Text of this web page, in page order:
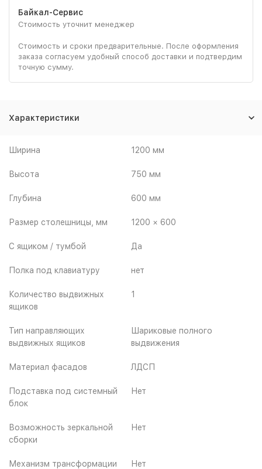
Байкал-Сервис
Стоимость уточнит менеджер
Стоимость и сроки предварительные. После оформления
заказа согласуем удобный способ доставки и подтвердим
точную сумму.
Характеристики
Ширина 1200 мм
Высота 750 мм
Глубина 600 мм
Размер столешницы, мм 1200 × 600
С ящиком / тумбой Да
Полка под клавиатуру нет
Количество выдвижных
ящиков
1
Тип направляющих
выдвижных ящиков
Шариковые полного
выдвижения
Материал фасадов ЛДСП
Подставка под системный
блок
Нет
Возможность зеркальной
сборки
Нет
Механизм трансформации Нет